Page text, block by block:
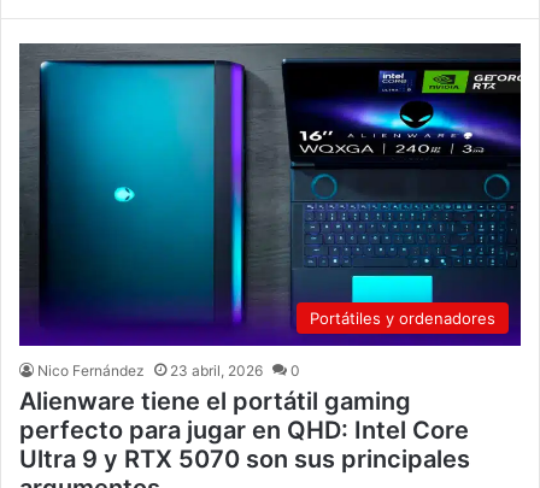
Portátiles y ordenadores
Nico Fernández 23 abril, 2026 0
Alienware tiene el portátil gaming
perfecto para jugar en QHD: Intel Core
Ultra 9 y RTX 5070 son sus principales